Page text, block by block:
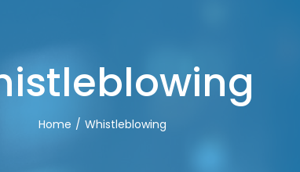
Home Whistleblowing